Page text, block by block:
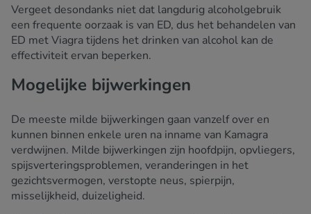
Vergeet desondanks niet dat langdurig alcoholgebruik
een frequente oorzaak is van ED, dus het behandelen van
ED met Viagra tijdens het drinken van alcohol kan de
effectiviteit ervan beperken.
Mogelijke bijwerkingen
De meeste milde bijwerkingen gaan vanzelf over en
kunnen binnen enkele uren na inname van Kamagra
verdwijnen. Milde bijwerkingen zijn hoofdpijn, opvliegers,
spijsverteringsproblemen, veranderingen in het
gezichtsvermogen, verstopte neus, spierpijn,
misselijkheid, duizeligheid.